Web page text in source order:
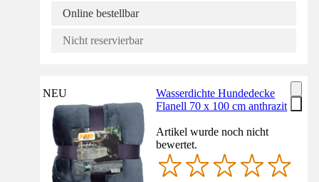
Online bestellbar
Nicht reservierbar
NEU
Wasserdichte Hundedecke
Flanell 70 x 100 cm anthrazit
Artikel wurde noch nicht
bewertet.